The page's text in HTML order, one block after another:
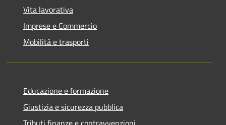
Vita lavorativa
Imprese e Commercio
Mobilità e trasporti
Educazione e formazione
Giustizia e sicurezza pubblica